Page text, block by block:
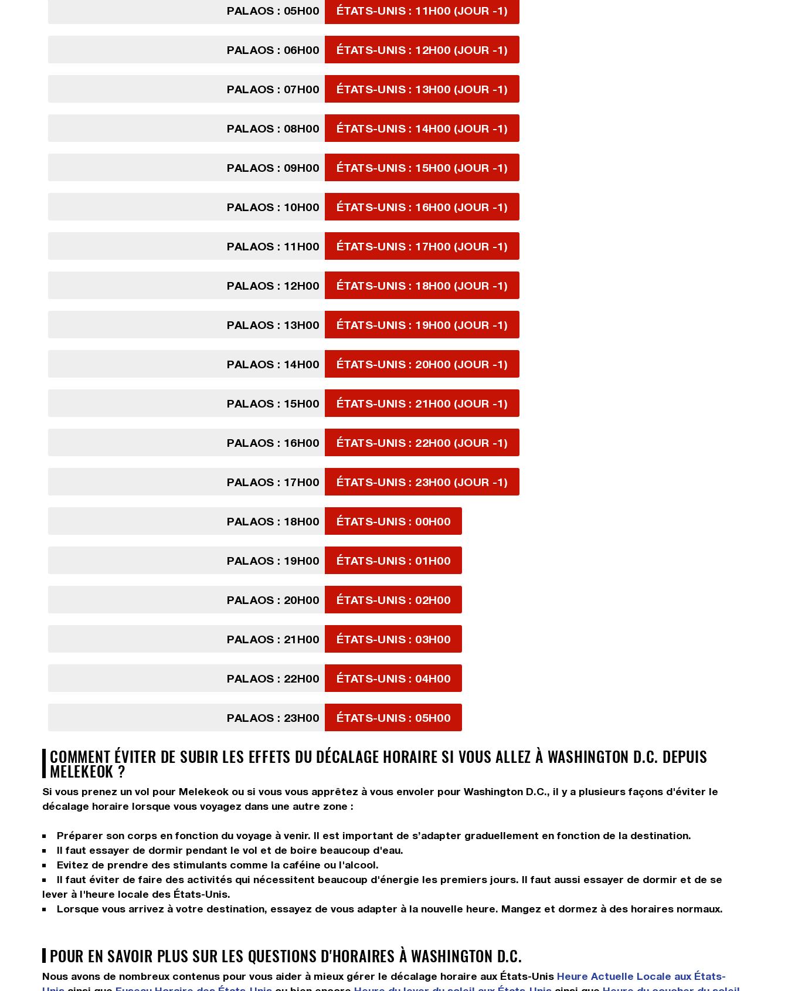
PALAOS : 05H00 ÉTATS-UNIS : 11H00 (JOUR -1)
PALAOS : 06H00 ÉTATS-UNIS : 12H00 (JOUR -1)
PALAOS : 07H00 ÉTATS-UNIS : 13H00 (JOUR -1)
PALAOS : 08H00 ÉTATS-UNIS : 14H00 (JOUR -1)
PALAOS : 09H00 ÉTATS-UNIS : 15H00 (JOUR -1)
PALAOS : 10H00 ÉTATS-UNIS : 16H00 (JOUR -1)
PALAOS : 11H00 ÉTATS-UNIS : 17H00 (JOUR -1)
PALAOS : 12H00 ÉTATS-UNIS : 18H00 (JOUR -1)
PALAOS : 13H00 ÉTATS-UNIS : 19H00 (JOUR -1)
PALAOS : 14H00 ÉTATS-UNIS : 20H00 (JOUR -1)
PALAOS : 15H00 ÉTATS-UNIS : 21H00 (JOUR -1)
PALAOS : 16H00 ÉTATS-UNIS : 22H00 (JOUR -1)
PALAOS : 17H00 ÉTATS-UNIS : 23H00 (JOUR -1)
PALAOS : 18H00 ÉTATS-UNIS : 00H00
PALAOS : 19H00 ÉTATS-UNIS : 01H00
PALAOS : 20H00 ÉTATS-UNIS : 02H00
PALAOS : 21H00 ÉTATS-UNIS : 03H00
PALAOS : 22H00 ÉTATS-UNIS : 04H00
PALAOS : 23H00 ÉTATS-UNIS : 05H00
COMMENT ÉVITER DE SUBIR LES EFFETS DU DÉCALAGE HORAIRE SI VOUS ALLEZ À WASHINGTON D.C. DEPUIS
MELEKEOK ?
Si vous prenez un vol pour Melekeok ou si vous vous apprêtez à vous envoler pour Washington D.C., il y a plusieurs façons d'éviter le
décalage horaire lorsque vous voyagez dans une autre zone :
Préparer son corps en fonction du voyage à venir. Il est important de s’adapter graduellement en fonction de la destination.
Il faut essayer de dormir pendant le vol et de boire beaucoup d'eau.
Evitez de prendre des stimulants comme la caféine ou l'alcool.
Il faut éviter de faire des activités qui nécessitent beaucoup d'énergie les premiers jours. Il faut aussi essayer de dormir et de se
lever à l'heure locale des États-Unis.
Lorsque vous arrivez à votre destination, essayez de vous adapter à la nouvelle heure. Mangez et dormez à des horaires normaux.
POUR EN SAVOIR PLUS SUR LES QUESTIONS D'HORAIRES À WASHINGTON D.C.
Nous avons de nombreux contenus pour vous aider à mieux gérer le décalage horaire aux États-Unis Heure Actuelle Locale aux États-